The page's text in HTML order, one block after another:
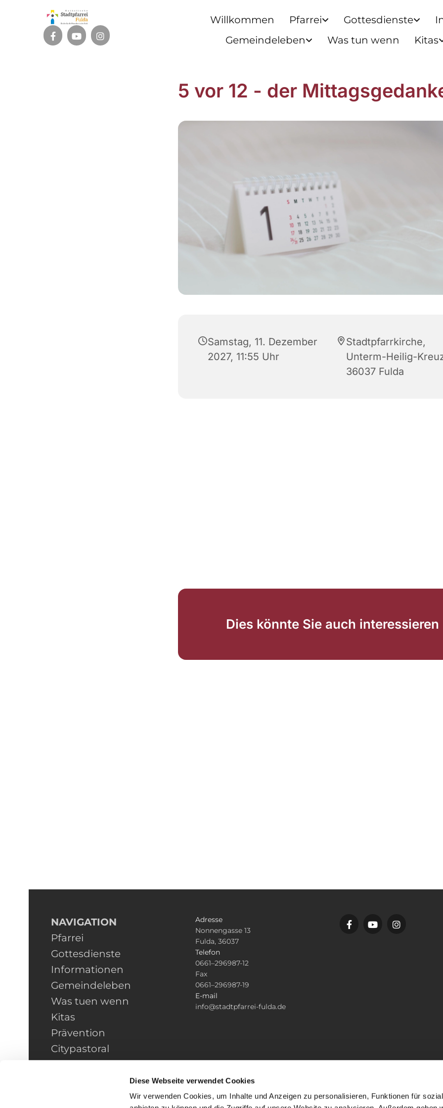
Diese Webseite verwendet Cookies
Wir verwenden Cookies, um Inhalte und Anzeigen zu personalisieren, Funktionen für
Willkommen Pfarrei Gottesdienste
Gemeindeleben
Was tun wenn Kitas
5 vor 12 - der
Samstag, 11. Dezember
2027, 11:55 Uhr
Stadtpfarrkirche,
Unterm-Heilig-
36037 Fulda
Dies könnte Sie auch interessieren
NAVIGATION
Pfarrei
Gottesdienste
Informationen
Gemeindeleben
Was tuen wenn
Kitas
Prävention
Citypastoral
Kontakt
HINWEISGEBERSCHUTZ
Adresse
Nonnengasse 13
Fulda, 36037
Telefon
0661–296987-12
Fax
0661–296987-19
E-mail
info@stadtpfarrei-fulda.de